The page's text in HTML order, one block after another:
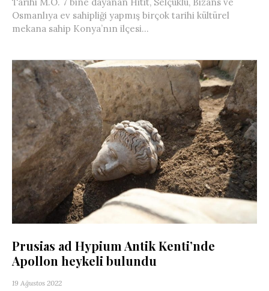
Osmanlıya ev sahipliği yapmış birçok tarihi kültürel
mekana sahip Konya’nın ilçesi...
Prusias ad Hypium Antik Kenti’nde
Apollon heykeli bulundu
19 Ağustos 2022